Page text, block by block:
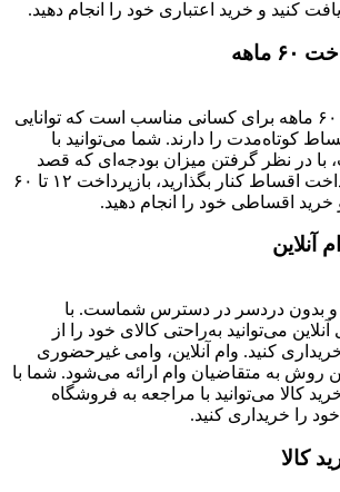
ماهه
وام کالا با بازپرداخت ۶۰ ماهه برای کسانی مناسب است که توانایی
کوتاه‌مدت را دارند. شما می‌توانید با
با در نظر گرفتن میزان بودجه‌ای که قصد
دارید هر ماه برای پرداخت اقساط کنار بگذارید، بازپرداخت ۱۲ تا ۶۰
خرید اقساطی خود را انجام دهید.
آنلاین
و بدون دردسر در دسترس شماست. با
می‌توانید به‌راحتی کالای خود را از
کنید. وام آنلاین، وامی غیرحضوری
روش به متقاضیان وام ارائه می‌شود. شما با
کالا می‌توانید با مراجعه به فروشگاه
را خریداری کنید.
کالا